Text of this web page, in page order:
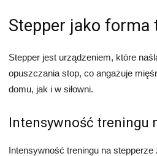
Stepper jako forma
Stepper jest urządzeniem, które
opuszczania stop, co angażuje
domu, jak i w siłowni.
Intensywność treningu
Intensywność treningu na